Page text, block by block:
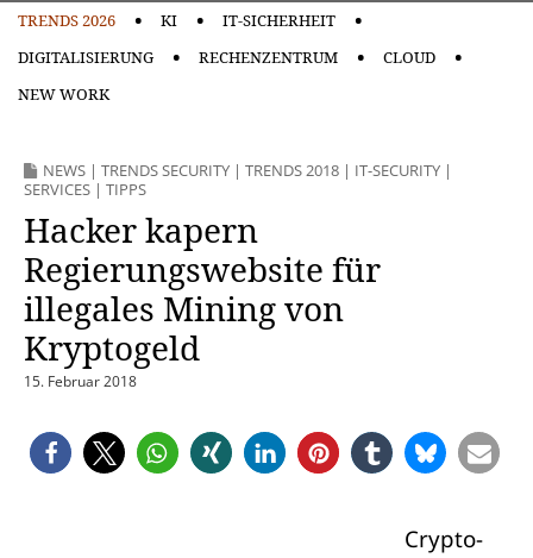
TRENDS 2026 KI
IT-SICHERHEIT
DIGITALISIERUNG
RECHENZENTRUM
CLOUD
NEW WORK
NEWS | TRENDS SECURITY | TRENDS 2018 | IT-SECURITY |
SERVICES | TIPPS
Hacker kapern
Regierungswebsite für
illegales Mining von
Kryptogeld
15. Februar 2018
Crypto-